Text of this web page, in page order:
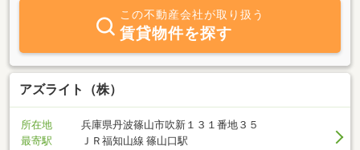
この不動産会社が取り扱う
賃貸物件を探す
アズライト（株）
所在地
兵庫県丹波篠山市吹新１３１番地３５
最寄駅
ＪＲ福知山線 篠山口駅